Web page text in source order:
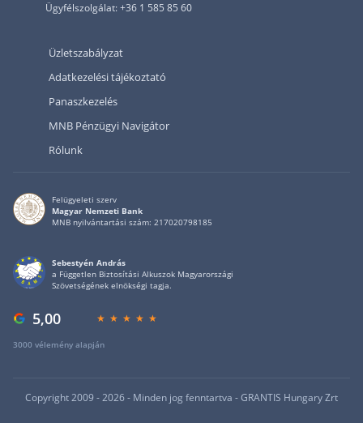
Ügyfélszolgálat: +36 1 585 85 60
Üzletszabályzat
Adatkezelési tájékoztató
Panaszkezelés
MNB Pénzügyi Navigátor
Rólunk
Felügyeleti szerv
Magyar Nemzeti Bank
MNB nyilvántartási szám: 217020798185
Sebestyén András
a Független Biztosítási Alkuszok Magyarországi
Szövetségének elnökségi tagja.
5,00
3000 vélemény alapján
Copyright 2009 - 2026 - Minden jog fenntartva - GRANTIS Hungary Zrt